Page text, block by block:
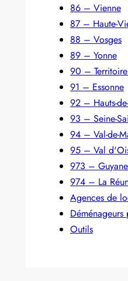
86 – Vienne
87 – Haute-
88 – Vosges
89 – Yonne
90 –
91 – Essonne
92 – Hauts-
93 – Seine-
94 – Val-de-
95 – Val
973 – Guyane
974 – La
Agences de
Déménageurs
Outils